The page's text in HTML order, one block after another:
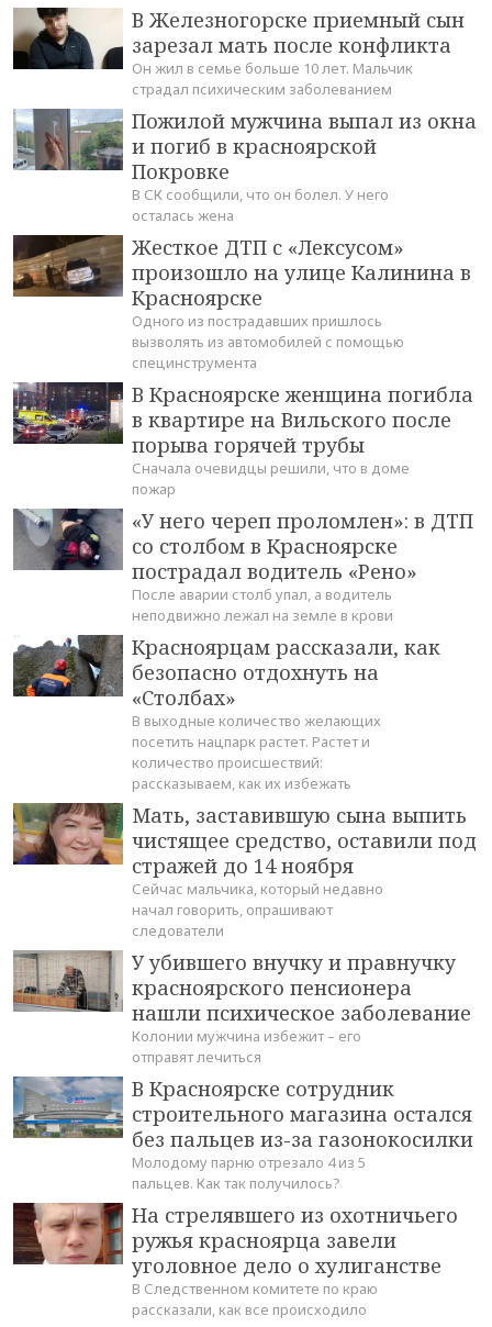
В Железногорске приемный сын
зарезал мать после конфликта
Он жил в семье больше 10 лет. Мальчик
страдал психическим заболеванием
Пожилой мужчина выпал из окна
и погиб в красноярской
Покровке
В СК сообщили, что он болел. У него
осталась жена
Жесткое ДТП с «Лексусом»
произошло на улице Калинина в
Красноярске
Одного из пострадавших пришлось
вызволять из автомобилей с помощью
специнструмента
В Красноярске женщина погибла
в квартире на Вильского после
порыва горячей трубы
Сначала очевидцы решили, что в доме
пожар
«У него череп проломлен»: в ДТП
со столбом в Красноярске
пострадал водитель «Рено»
После аварии столб упал, а водитель
неподвижно лежал на земле в крови
Красноярцам рассказали, как
безопасно отдохнуть на
«Столбах»
В выходные количество желающих
посетить нацпарк растет. Растет и
количество происшествий:
рассказываем, как их избежать
Мать, заставившую сына выпить
чистящее средство, оставили под
стражей до 14 ноября
Сейчас мальчика, который недавно
начал говорить, опрашивают
следователи
У убившего внучку и правнучку
красноярского пенсионера
нашли психическое заболевание
Колонии мужчина избежит – его
отправят лечиться
В Красноярске сотрудник
строительного магазина остался
без пальцев из-за газонокосилки
Молодому парню отрезало 4 из 5
пальцев. Как так получилось?
На стрелявшего из охотничьего
ружья красноярца завели
уголовное дело о хулиганстве
В Следственном комитете по краю
рассказали, как все происходило